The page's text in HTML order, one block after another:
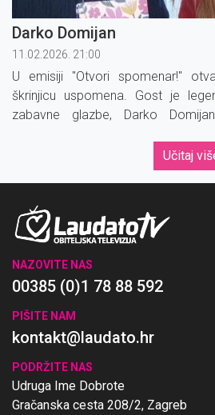
Darko Domijan
11.02.2026. 21:00
U emisiji "Otvori spomenar!"
škrinjicu uspomena. Gost je
zabavne glazbe, Darko
pjevaju i vole sve generacije.Učitaj
NAZOVITE NAS
00385 (0)1 78 88 592
PIŠITE NAM
kontakt@laudato.hr
PODRŽITE NAS
Udruga Ime Dobrote
Gračanska cesta 208/2, Zagreb